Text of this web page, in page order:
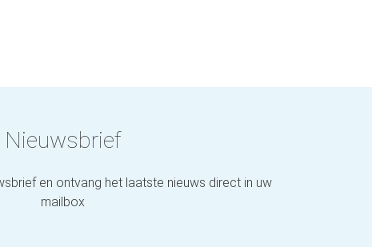
Nieuwsbrief
en ontvang het laatste nieuws direct in uw
mailbox